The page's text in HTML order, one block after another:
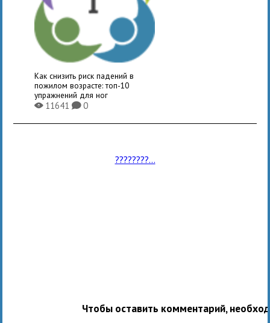
Как снизить риск падений в
пожилом возрасте: топ-10
упражнений для ног
X11641K0
????????...
Чтобы оставить комментарий,